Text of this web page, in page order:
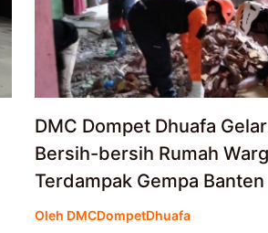
DMC Dompet Dhuafa
Bersih-bersih Rumah
Terdampak Gempa Banten
Oleh DMCDompetDhuafa